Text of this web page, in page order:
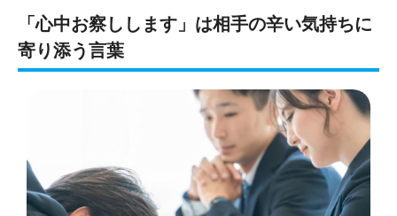
「心中お察しします」は相手の辛い気持ちに
寄り添う言葉